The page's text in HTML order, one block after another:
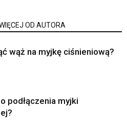
OD AUTORA
wąż na myjkę ciśnieniową?
podłączenia myjki